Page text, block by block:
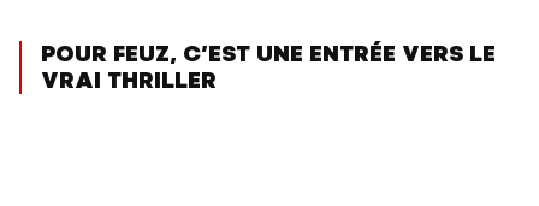
POUR FEUZ, C’EST UNE ENTRÉE VERS LE
VRAI THRILLER